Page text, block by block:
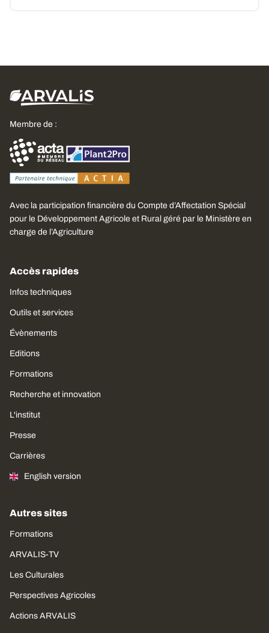
Membre de :
Avec la participation financière du Compte d’Affectation Spécial
pour le Développement Agricole et Rural géré par le Ministère en
charge de l’Agriculture
Accès rapides
Infos techniques
Outils et services
Évènements
Editions
Formations
Recherche et innovation
L'institut
Presse
Carrières
English version
Autres sites
Formations
ARVALIS-TV
Les Culturales
Perspectives Agricoles
Actions ARVALIS